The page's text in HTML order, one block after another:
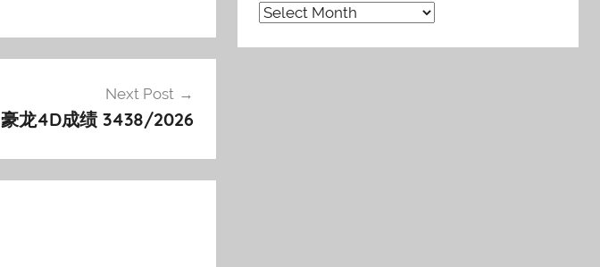
Next Post
豪龙4D成绩 3438/2026
Archives